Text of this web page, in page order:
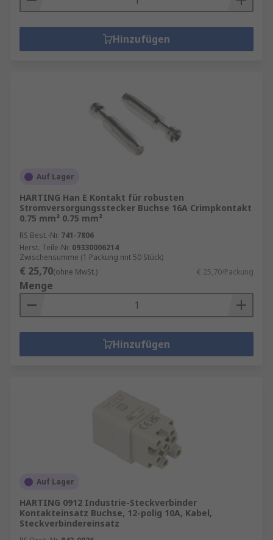
Hinzufügen
Auf Lager
HARTING Han E Kontakt für robusten
Stromversorgungsstecker Buchse 16A Crimpkontakt
0.75 mm² 0.75 mm²
RS Best.-Nr. 741-7806
Herst. Teile-Nr. 09330006214
Zwischensumme (1 Packung mit 50 Stück)
€ 25,70(ohne MwSt.) € 25,70/Packung
Menge
Hinzufügen
Auf Lager
HARTING 0912 Industrie-Steckverbinder
Kontakteinsatz Buchse, 12-polig 10A, Kabel,
Steckverbindereinsatz